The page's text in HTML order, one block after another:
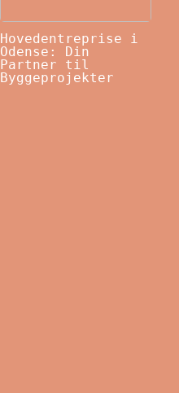
Hovedentreprise i
Odense: Din
Partner til
Byggeprojekter